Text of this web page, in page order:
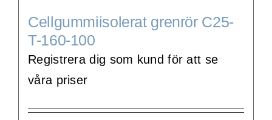
Cellgummiisolerat grenrör C25-
T-160-100
Registrera dig som kund för att se
våra priser